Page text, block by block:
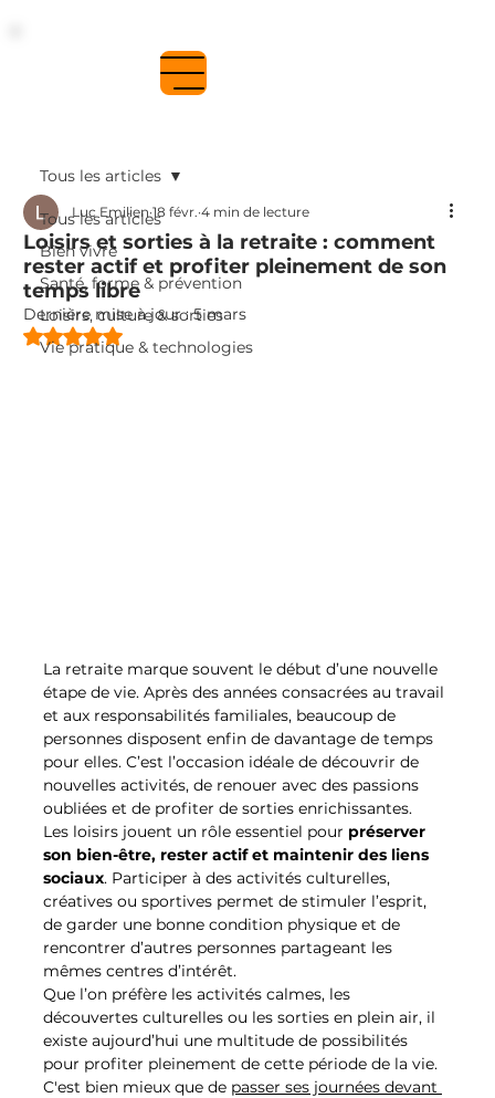
Tous les articles
Bien vivre
Santé, forme & prévention
Loisirs, culture & sorties
Vie pratique & technologies
Tous les articles
Loisirs et sorties à la retraite : comment
rester actif et profiter pleinement de son
temps libre
Luc Emilien 18 févr. 4 min de lecture
Dernière mise à jour :5 mars
Noté NaN étoiles sur 5.
La retraite marque souvent le début d’une nouvelle
étape de vie. Après des années consacrées au travail
et aux responsabilités familiales, beaucoup de
personnes disposent enfin de davantage de temps
pour elles. C’est l’occasion idéale de découvrir de
nouvelles activités, de renouer avec des passions
oubliées et de profiter de sorties enrichissantes.
Les loisirs jouent un rôle essentiel pour préserver
son bien-être, rester actif et maintenir des liens
sociaux. Participer à des activités culturelles,
créatives ou sportives permet de stimuler l’esprit,
de garder une bonne condition physique et de
rencontrer d’autres personnes partageant les
mêmes centres d’intérêt.
Que l’on préfère les activités calmes, les
découvertes culturelles ou les sorties en plein air, il
existe aujourd’hui une multitude de possibilités
pour profiter pleinement de cette période de la vie.
C'est bien mieux que de passer ses journées devant